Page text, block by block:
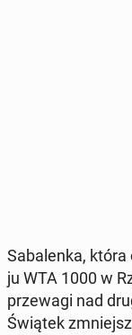
Sa­ba­len­ka,
ju WTA 1000 w
prze­wa­gi nad
Świątek